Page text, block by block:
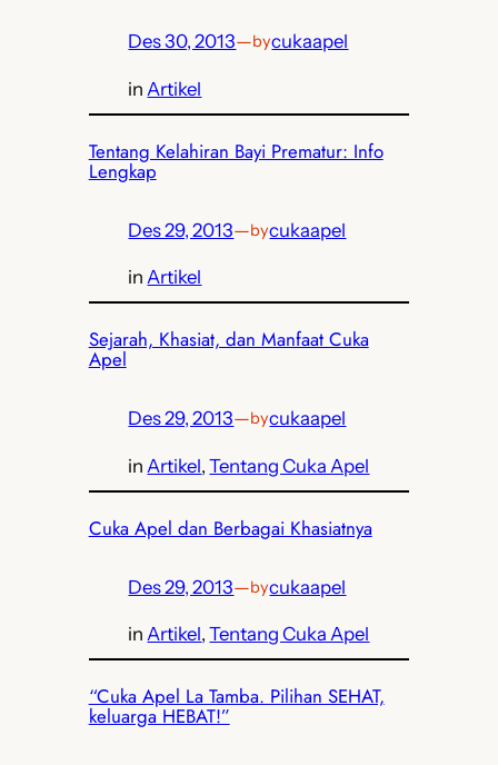
Des 30, 2013—bycukaapel
inArtikel
Tentang Kelahiran Bayi Prematur: Info
Lengkap
Des 29, 2013—bycukaapel
inArtikel
Sejarah, Khasiat, dan Manfaat Cuka
Apel
Des 29, 2013—bycukaapel
in Artikel, Tentang Cuka Apel
Cuka Apel dan Berbagai Khasiatnya
Des 29, 2013—bycukaapel
inArtikel, Tentang Cuka Apel
“Cuka Apel La Tamba. Pilihan SEHAT,
keluarga HEBAT!”